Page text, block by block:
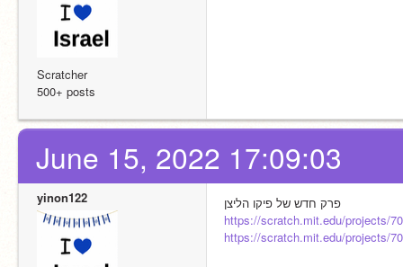
Scratcher
500+ posts
June 15, 2022 17:09:03
yinon122
פרק חדש של פיקו הליצן
https://scratch.mit.edu/projects/
https://scratch.mit.edu/projects/